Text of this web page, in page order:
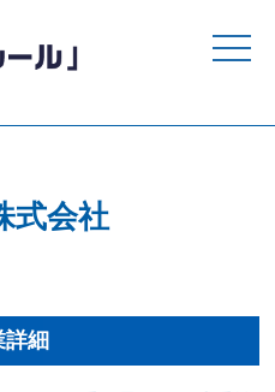
toggle
式会社
詳細